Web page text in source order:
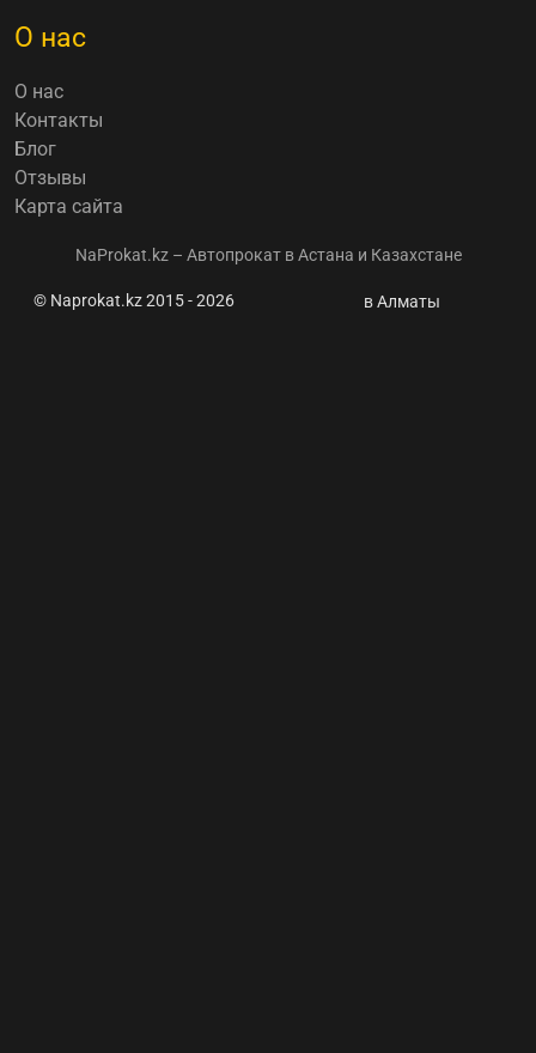
О нас
О нас
Контакты
Блог
Отзывы
Карта сайта
NaProkat.kz – Автопрокат в Астана и Казахстане
© Naprokat.kz 2015 - 2026
Поругалсяв Алматы